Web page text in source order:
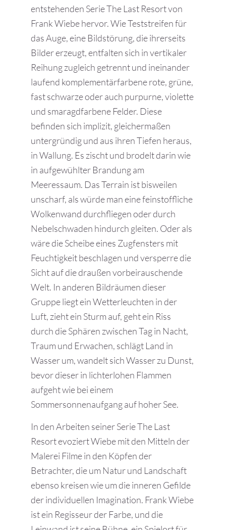
entstehenden Serie The Last Resort von
Frank Wiebe hervor. Wie Teststreifen für
das Auge, eine Bildstörung, die ihrerseits
Bilder erzeugt, entfalten sich in vertikaler
Reihung zugleich getrennt und ineinander
laufend komplementärfarbene rote, grüne,
fast schwarze oder auch purpurne, violette
und smaragdfarbene Felder. Diese
befinden sich implizit, gleichermaßen
untergründig und aus ihren Tiefen heraus,
in Wallung. Es zischt und brodelt darin wie
in aufgewühlter Brandung am
Meeressaum. Das Terrain ist bisweilen
unscharf, als würde man eine feinstoffliche
Wolkenwand durchfliegen oder durch
Nebelschwaden hindurch gleiten. Oder als
wäre die Scheibe eines Zugfensters mit
Feuchtigkeit beschlagen und versperre die
Sicht auf die draußen vorbeirauschende
Welt. In anderen Bildräumen dieser
Gruppe liegt ein Wetterleuchten in der
Luft, zieht ein Sturm auf, geht ein Riss
durch die Sphären zwischen Tag in Nacht,
Traum und Erwachen, schlägt Land in
Wasser um, wandelt sich Wasser zu Dunst,
bevor dieser in lichterlohen Flammen
aufgeht wie bei einem
Sommersonnenaufgang auf hoher See.
In den Arbeiten seiner Serie The Last
Resort evoziert Wiebe mit den Mitteln der
Malerei Filme in den Köpfen der
Betrachter, die um Natur und Landschaft
ebenso kreisen wie um die inneren Gefilde
der individuellen Imagination. Frank Wiebe
ist ein Regisseur der Farbe, und die